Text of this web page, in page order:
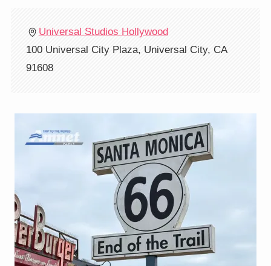
Universal Studios Hollywood
100 Universal City Plaza, Universal City, CA
91608